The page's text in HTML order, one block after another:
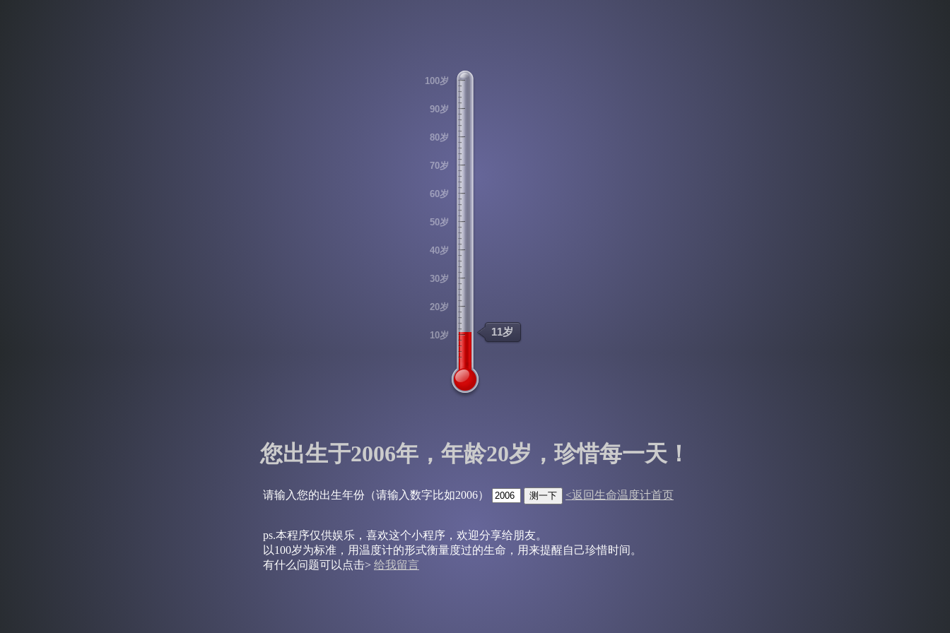
100岁
90岁
80岁
70岁
60岁
50岁
40岁
30岁
20岁
10岁
您出生于2006年，年龄20岁，珍惜每一天！
请输入您的出生年份（请输入数字比如2006） <返回生命温度计首页
ps.本程序仅供娱乐，喜欢这个小程序，欢迎分享给朋友。
以100岁为标准，用温度计的形式衡量度过的生命，用来提醒自己珍惜时间。
有什么问题可以点击> 给我留言